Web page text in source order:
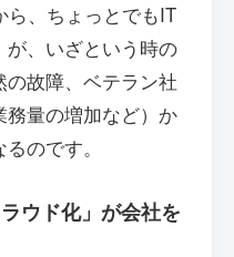
ら、ちょっとでもIT
、いざという時の
の故障、ベテラン社
務量の増加など）か
のです。
ウド化」が会社を